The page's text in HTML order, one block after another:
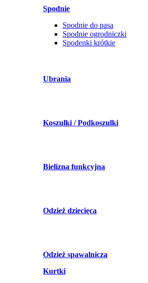
Spodnie
Spodnie do pasa
Spodnie ogrodniczki
Spodenki krótkie
Ubrania
Koszulki / Podkoszulki
Bielizna funkcyjna
Odzież dziecięca
Odzież spawalnicza
Kurtki